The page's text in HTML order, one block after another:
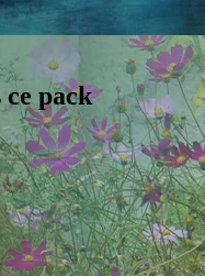
pack